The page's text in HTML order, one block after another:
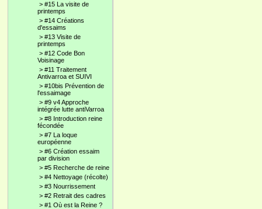
> #15 La visite de
printemps
> #14 Créations
d'essaims
> #13 Visite de
printemps
> #12 Code Bon
Voisinage
> #11 Traitement
Antivarroa et SUIVI
> #10bis Prévention de
l'essaimage
> #9 v4 Approche
intégrée lutte antiVarroa
> #8 Introduction reine
fécondée
> #7 La loque
européenne
> #6 Création essaim
par division
> #5 Recherche de reine
> #4 Nettoyage (récolte)
> #3 Nourrissement
> #2 Retrait des cadres
> #1 Où est la Reine ?